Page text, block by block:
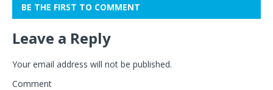
BE THE FIRST TO COMMENT
Leave a Reply
Your email address will not be published.
Comment